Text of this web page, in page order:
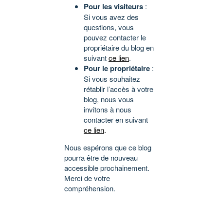
Pour les visiteurs :
Si vous avez des
questions, vous
pouvez contacter le
propriétaire du blog en
suivantce lien.
Pour le propriétaire :
Si vous souhaitez
rétablir l’accès à votre
blog, nous vous
invitons à nous
contacter en suivant
ce lien.
Nous espérons que ce blog
pourra être de nouveau
accessible prochainement.
Merci de votre
compréhension.